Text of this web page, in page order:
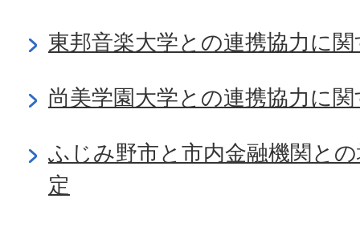
東邦音楽大学との連携協力に
尚美学園大学との連携協力に
ふじみ野市と市内金融機関と
定